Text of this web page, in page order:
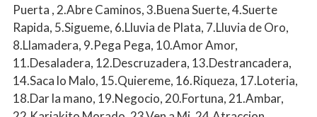
Puerta , 2.Abre Caminos, 3.Buena Suerte, 4.Suerte
Rapida, 5.Sigueme, 6.Lluvia de Plata, 7.Lluvia de Oro,
8.Llamadera, 9.Pega Pega, 10.Amor Amor,
11.Desaladera, 12.Descruzadera, 13.Destrancadera,
14.Saca lo Malo, 15.Quiereme, 16.Riqueza, 17.Loteria,
18.Dar la mano, 19.Negocio, 20.Fortuna, 21.Ambar,